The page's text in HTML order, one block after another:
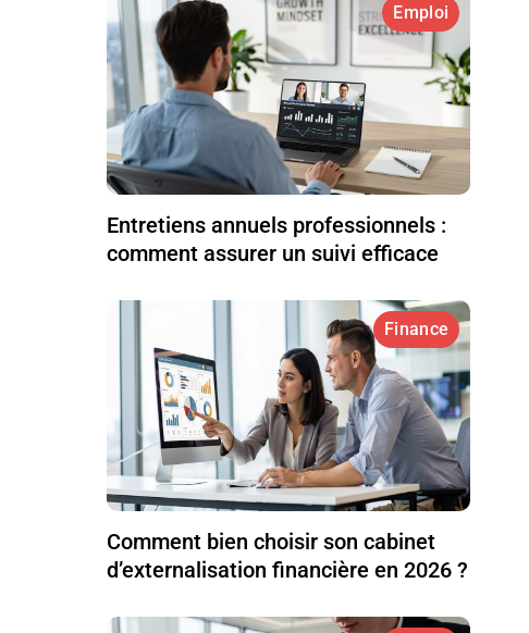
Emploi
Entretiens annuels professionnels :
comment assurer un suivi efficace
Finance
Comment bien choisir son cabinet
d’externalisation financière en 2026 ?